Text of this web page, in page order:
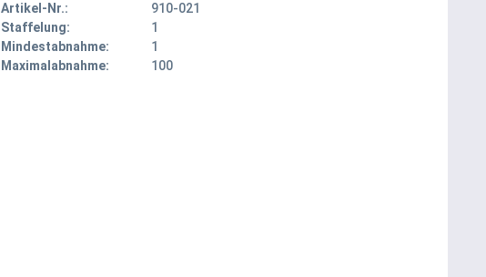
Artikel-Nr.:
910-021
Staffelung:
1
Mindestabnahme:
1
Maximalabnahme:
100